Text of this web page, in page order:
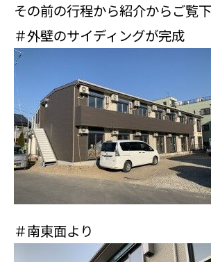
その前の行程から紹介からご覧下
＃外壁のサイディングが完成
＃南東面より